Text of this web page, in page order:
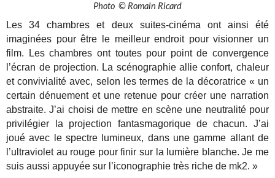
Photo © Romain Ricard
Les 34 chambres et deux suites-cinéma ont ainsi été
imaginées pour être le meilleur endroit pour visionner un
film.
Les chambres ont toutes pour point de convergence
l’écran de projection. La scénographie allie confort, chaleur
et convivialité avec, selon les termes de la décoratrice « un
certain dénuement et une retenue pour créer une narration
abstraite. J’ai choisi de mettre en scène une neutralité pour
privilégier la projection fantasmagorique de chacun. J’ai
joué avec le spectre lumineux, dans une gamme allant de
l’ultraviolet au rouge pour finir sur la lumière blanche. Je me
suis aussi appuyée sur l’iconographie très riche de mk2. »